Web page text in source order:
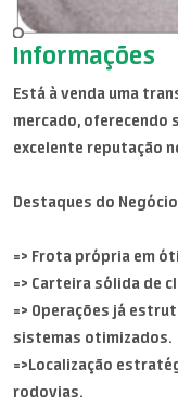
Informações
Está à venda uma
mercado, oferecendo
excelente reputação
Destaques do
=> Frota própria em
=> Carteira sólida de
=> Operações já
sistemas otimizados.
=>Localização
rodovias.